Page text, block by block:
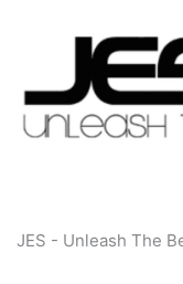
JES - Unleash The